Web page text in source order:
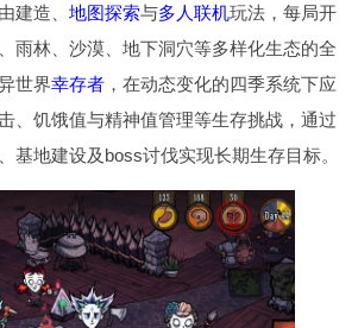
建造、 地图探索与多人联机玩法，每局开
雨林、沙漠、地下洞穴等多样化生态的全
世界幸存者 ，在动态变化的四季系统下应
、饥饿值与精神值管理等生存挑战，通过
基地建设及boss讨伐实现长期生存目标。